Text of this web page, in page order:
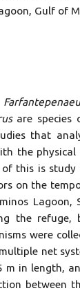
Gulf of
are species
that
the
of this is
on the
the
were
net
m in length,
between